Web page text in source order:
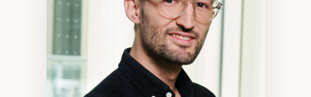
cliniques
Collaboration interfonctionnelle
Leadership en recherche clinique
Développement de cadres politiques
Collaboration avec des entreprises
pharmaceutiques
Rédaction de publications et de rapports
politiques
Enseignement et mentorat